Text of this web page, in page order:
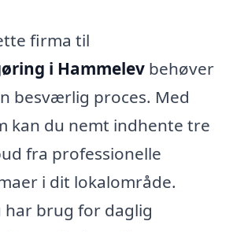
firma til
i Hammelev behøver
besværlig proces. Med
kan du nemt indhente tre
fra professionelle
i dit lokalområde.
har brug for daglig